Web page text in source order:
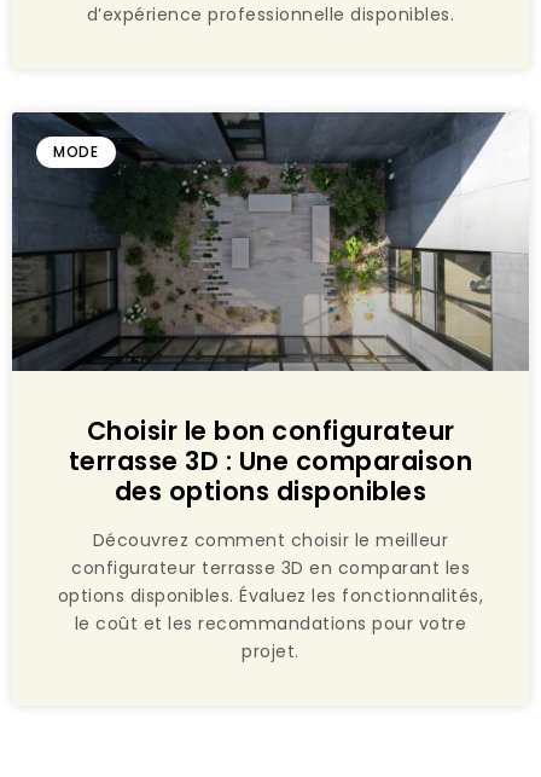
d’expérience professionnelle disponibles.
MODE
Choisir le bon configurateur
terrasse 3D : Une comparaison
des options disponibles
Découvrez comment choisir le meilleur
configurateur terrasse 3D en comparant les
options disponibles. Évaluez les fonctionnalités,
le coût et les recommandations pour votre
projet.